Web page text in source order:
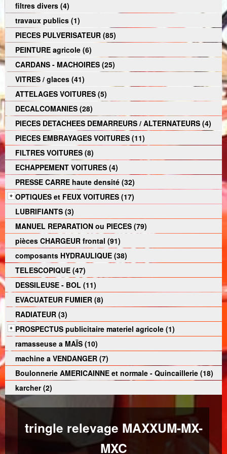
filtres divers (4)
travaux publics (1)
PIECES PULVERISATEUR (85)
PEINTURE agricole (6)
CARDANS - MACHOIRES (25)
VITRES / glaces (41)
ATTELAGES VOITURES (5)
DECALCOMANIES (28)
PIECES DETACHEES DEMARREURS / ALTERNATEURS (4)
PIECES EMBRAYAGES VOITURES (11)
FILTRES VOITURES (8)
ECHAPPEMENT VOITURES (4)
PRESSE CARRE haute densité (32)
OPTIQUES et FEUX VOITURES (17)
LUBRIFIANTS (3)
MANUEL REPARATION ou PIECES (79)
pièces CHARGEUR frontal (91)
composants HYDRAULIQUE (38)
TELESCOPIQUE (47)
DESSILEUSE - BOL (11)
EVACUATEUR FUMIER (8)
RADIATEUR (3)
PROSPECTUS publicitaire materiel agricole (1)
ramasseuse a MAÏS (10)
machine a VENDANGER (7)
Boulonnerie AMERICAINNE et normale - Quincaillerie (18)
karcher (2)
tringle relevage MAXXUM-MX-
MXC